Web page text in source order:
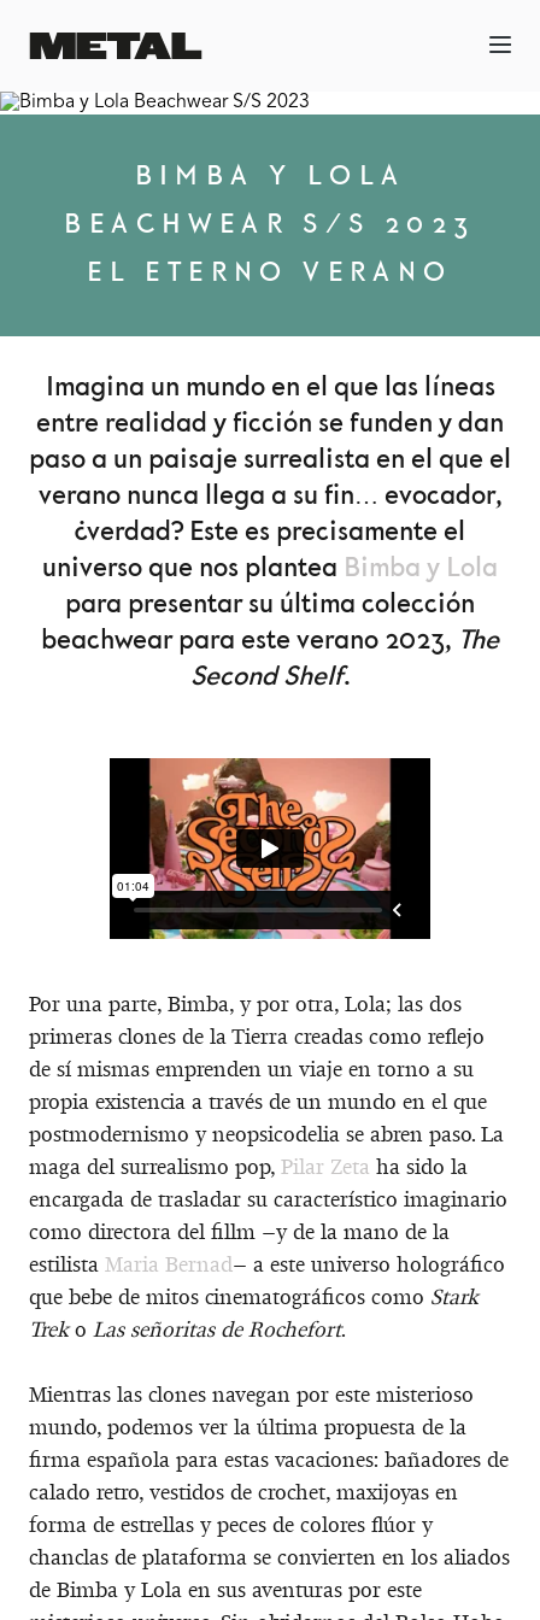
BIMBA Y LOLA
BEACHWEAR S/S 2023
EL ETERNO VERANO
Imagina un mundo en el que las líneas
entre realidad y ficción se funden y dan
paso a un paisaje surrealista en el que el
verano nunca llega a su fin… evocador,
¿verdad? Este es precisamente el
universo que nos plantea Bimba y Lola
para presentar su última colección
beachwear para este verano 2023, The
Second Shelf.
Por una parte, Bimba, y por otra, Lola; las dos
primeras clones de la Tierra creadas como reflejo
de sí mismas emprenden un viaje en torno a su
propia existencia a través de un mundo en el que
postmodernismo y neopsicodelia se abren paso. La
maga del surrealismo pop, Pilar Zeta ha sido la
encargada de trasladar su característico imaginario
como directora del fillm –y de la mano de la
estilista Maria Bernad– a este universo holográfico
que bebe de mitos cinematográficos como Stark
Treko Las señoritas de Rochefort.
Mientras las clones navegan por este misterioso
mundo, podemos ver la última propuesta de la
firma española para estas vacaciones: bañadores de
calado retro, vestidos de crochet, maxijoyas en
forma de estrellas y peces de colores flúor y
chanclas de plataforma se convierten en los aliados
de Bimba y Lola en sus aventuras por este